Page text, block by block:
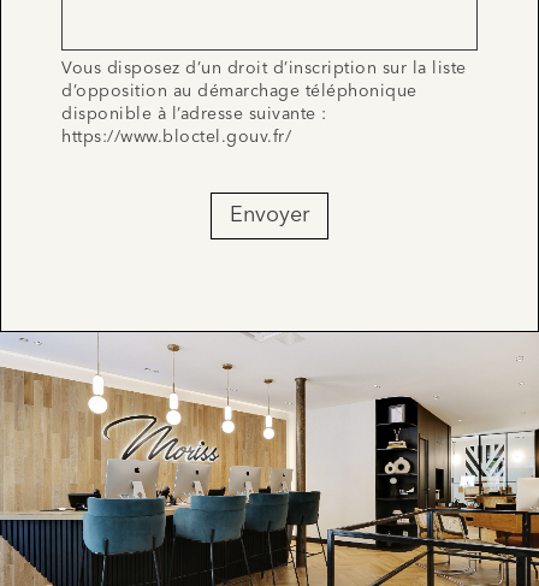
Vous disposez d’un droit d’inscription sur la liste
d’opposition au démarchage téléphonique
disponible à l’adresse suivante :
https://www.bloctel.gouv.fr/
Envoyer